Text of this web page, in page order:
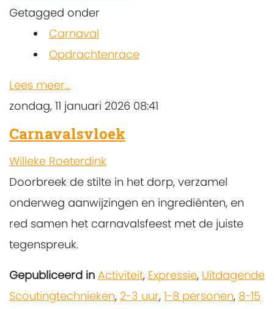
Getagged onder
Carnaval
Opdrachtenrace
Lees meer...
zondag, 11 januari 2026 08:41
Carnavalsvloek
Willeke Roeterdink
Doorbreek de stilte in het dorp, verzamel
onderweg aanwijzingen en ingrediënten, en
red samen het carnavalsfeest met de juiste
tegenspreuk.
Gepubliceerd in Activiteit, Expressie, Uitdagende
Scoutingtechnieken, 2-3 uur, 1-8 personen, 8-15